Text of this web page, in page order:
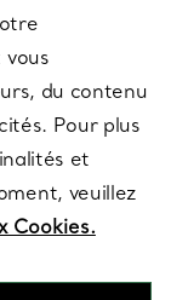
du contenu
Pour plus
et
veuillez
Cookies.